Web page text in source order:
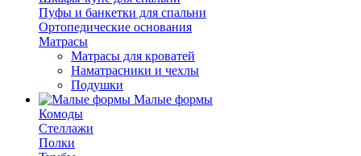
Пуфы и банкетки для спальни
Ортопедические основания
Матрасы
Матрасы для кроватей
Наматрасники и чехлы
Подушки
Малые формы
Комоды
Стеллажи
Полки